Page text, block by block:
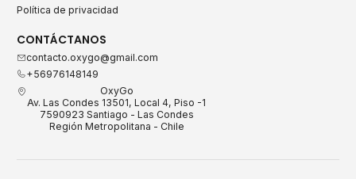
Política de privacidad
CONTÁCTANOS
contacto.oxygo@gmail.com
+56976148149
OxyGo
Av. Las Condes 13501, Local 4, Piso -1
7590923 Santiago - Las Condes
Región Metropolitana - Chile